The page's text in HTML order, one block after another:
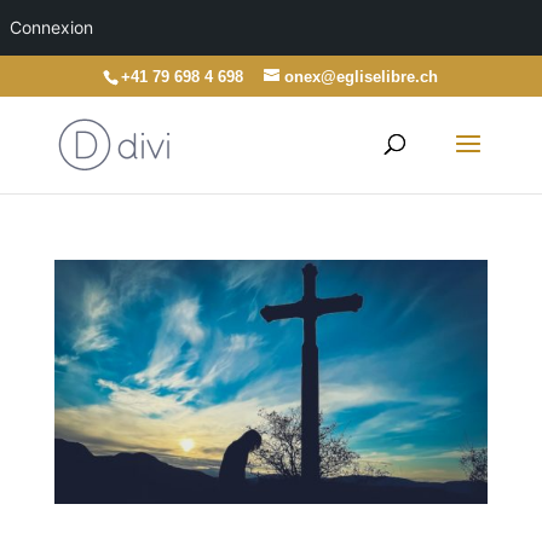
Connexion
+41 79 698 4 698 onex@egliselibre.ch